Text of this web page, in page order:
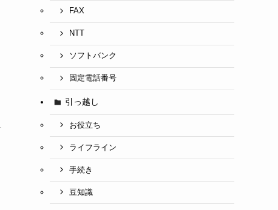
FAX
NTT
ソフトバンク
固定電話番号
引っ越し
お役立ち
ライフライン
手続き
豆知識